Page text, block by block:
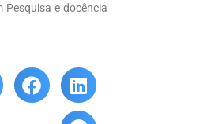
Pesquisa e docência